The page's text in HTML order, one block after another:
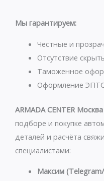
s
p
p
g
a
m
Мы гарантируем:
Честные и
Отсутствие
Таможенное
Оформление
ARMADA CENTER Москва
подборе и покупке
деталей и расчёта
специалистами:
Максим